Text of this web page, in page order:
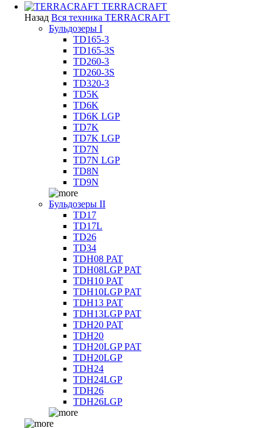
TERRACRAFT
Назад Вся техника TERRACRAFT
Бульдозеры I
TD165-3
TD165-3S
TD260-3
TD260-3S
TD320-3
TD5K
TD6K
TD6K LGP
TD7K
TD7K LGP
TD7N
TD7N LGP
TD8N
TD9N
Бульдозеры II
TD17
TD17L
TD26
TD34
TDH08 PAT
TDH08LGP PAT
TDH10 PAT
TDH10LGP PAT
TDH13 PAT
TDH13LGP PAT
TDH20 PAT
TDH20
TDH20LGP PAT
TDH20LGP
TDH24
TDH24LGP
TDH26
TDH26LGP